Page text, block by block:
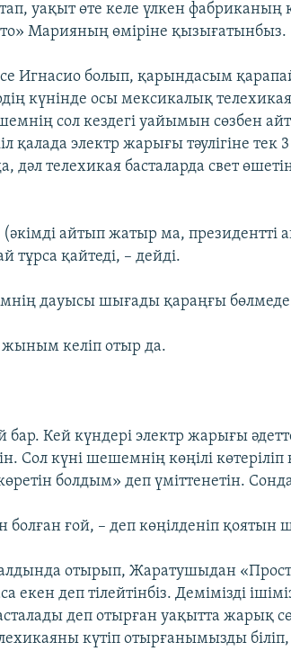
уақыт өте келе үлкен
Марияның өміріне қызығатынбыз.
Игнасио болып, қарындасым
күнінде осы мексикалық
сол кездегі уайымын сөзбен
электр жарығы тәулігіне тек 3
дәл телехикая басталарда свет
айтып жатыр ма, президентті
тұрса қайтеді, – дейді.
дауысы шығады қараңғы
жыным келіп отыр да.
Кей күндері электр жарығы
Сол күні шешемнің көңілі
болдым» деп үміттенетін.
болған ғой, – деп көңілденіп
отырып, Жаратушыдан
деп тілейтінбіз. Демімізді
деп отырған уақытта жарық
күтіп отырғанымызды